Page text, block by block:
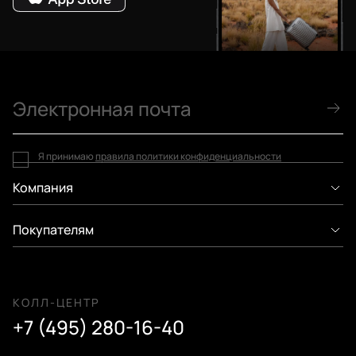
Компания
Покупателям
КОЛЛ-ЦЕНТР
+7 (495) 280-16-40
Я принимаю правила политики конфиденциальности